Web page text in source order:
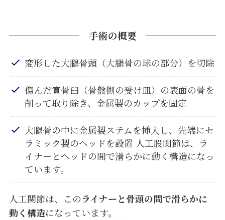
手術の概要
変形した大腿骨頭（大腿骨の球の部分）を切除
傷んだ寛骨臼（骨盤側の受け皿）の表面の骨を
削って取り除き、金属製のカップを固定
大腿骨の中に金属製ステムを挿入し、先端にセ
ラミック製のヘッドを設置 人工股関節は、ラ
イナーとヘッドの間で滑らかに動く構造になっ
ています。
人工関節は、このライナーと骨頭の間で滑らかに
動く構造になっています。